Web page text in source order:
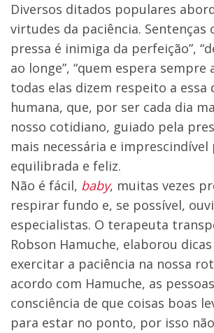
Diversos ditados populares
virtudes da paciência. Sentenças
pressa é inimiga da perfeição”,
ao longe”, “quem espera sempre
todas elas dizem respeito a essa
humana, que, por ser cada dia
nosso cotidiano, guiado pela
mais necessária e imprescindível
equilibrada e feliz.
Não é fácil, baby, muitas vezes
respirar fundo e, se possível,
especialistas. O terapeuta
Robson Hamuche, elaborou
exercitar a paciência na nossa
acordo com Hamuche, as
consciência de que coisas boas
para estar no ponto, por isso